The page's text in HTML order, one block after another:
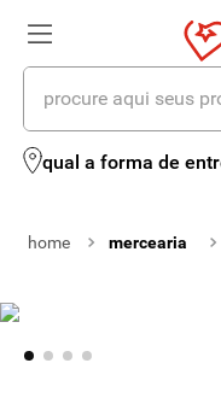
procure aqui seus
qual a forma de
mercearia
termos mais buscados
2º leite
º iogurte